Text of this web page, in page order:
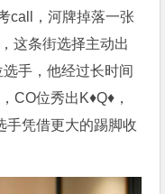
call，河牌掉落一张
这条街选择主动出
手，他经过长时间
CO位秀出K♦️Q♦️，
手凭借更大的踢脚收